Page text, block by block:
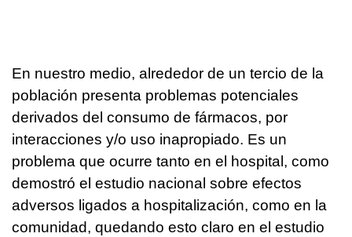
En nuestro medio, alrededor de un tercio de la
población presenta problemas potenciales
derivados del consumo de fármacos, por
interacciones y/o uso inapropiado. Es un
problema que ocurre tanto en el hospital, como
demostró el estudio nacional sobre efectos
adversos ligados a hospitalización, como en la
comunidad, quedando esto claro en el estudio